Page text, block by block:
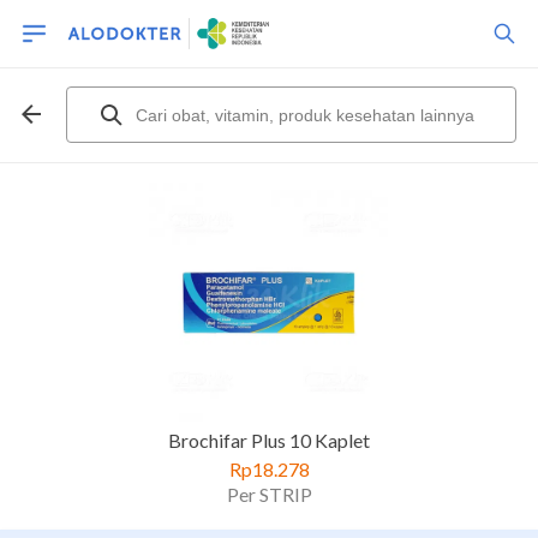
Brochifar Plus 10 Kaplet
Rp18.278
Per STRIP